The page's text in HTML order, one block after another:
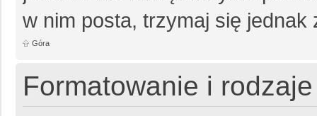
w nim posta, trzymaj się jednak
Góra
Formatowanie i